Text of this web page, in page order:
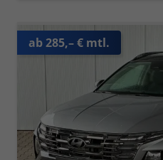
ab 285,– € mtl.